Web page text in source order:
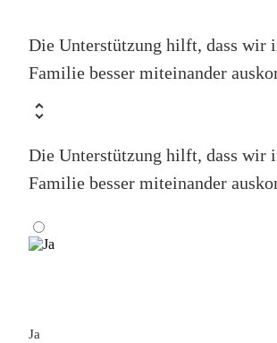
Die Unterstützung hilft, dass wir
Familie besser miteinander
Die Unterstützung hilft, dass wir
Familie besser miteinander
Ja